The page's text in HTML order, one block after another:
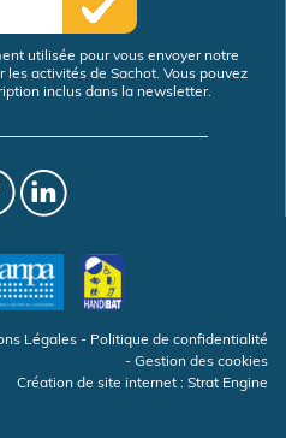
utilisée pour vous envoyer notre
activités de Sachot. Vous pouvez
inclus dans la newsletter.
Légales - Politique de confidentialité
- Gestion des cookies
Création de site internet : Strat Engine